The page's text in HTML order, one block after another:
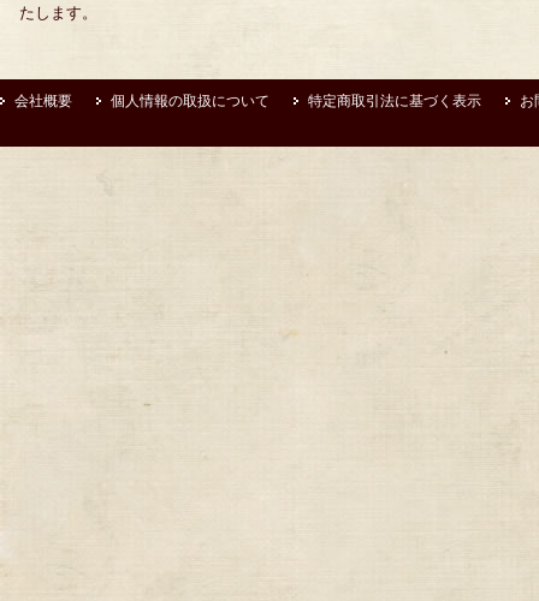
たします。
会社概要 個人情報の取扱について 特定商取引法に基づく表示 お